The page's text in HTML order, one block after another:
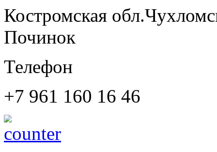
Костромская
Починок
Телефон
+7 961 160 16 46